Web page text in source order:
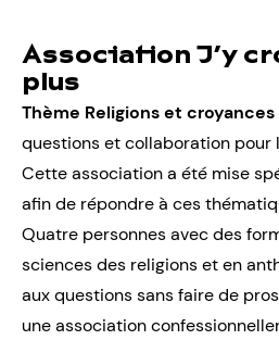
Association J’y
plus
Thème Religions et croyances
questions et collaboration pour
Cette association a été mise
afin de répondre à ces
Quatre personnes avec des
sciences des religions et en
aux questions sans faire de
une association